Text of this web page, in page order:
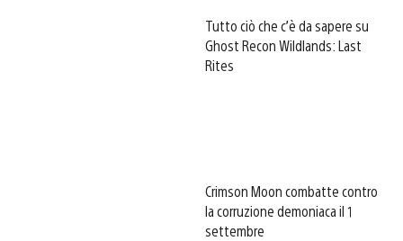
Tutto ciò che c’è da sapere su
Ghost Recon Wildlands: Last
Rites
Crimson Moon combatte contro
la corruzione demoniaca il 1
settembre